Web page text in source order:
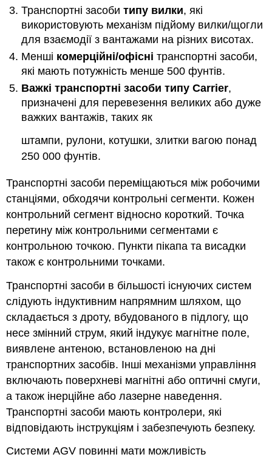
Транспортні засобитипу вилки, які
використовують механізм підйому вилки/щогли
для взаємодії з вантажами на різних висотах.
Менші комерційні/офісні транспортні засоби,
які мають потужність менше 500 фунтів.
Важкі транспортні засоби типу Carrier,
призначені для перевезення великих або дуже
важких вантажів, таких як
штампи, рулони, котушки, злитки вагою понад
250 000 фунтів.
Транспортні засоби переміщаються між робочими
станціями, обходячи контрольні сегменти. Кожен
контрольний сегмент відносно короткий. Точка
перетину між контрольними сегментами є
контрольною точкою. Пункти пікапа та висадки
також є контрольними точками.
Транспортні засоби в більшості існуючих систем
слідують індуктивним напрямним шляхом, що
складається з дроту, вбудованого в підлогу, що
несе змінний струм, який індукує магнітне поле,
виявлене антеною, встановленою на дні
транспортних засобів. Інші механізми управління
включають поверхневі магнітні або оптичні смуги,
а також інерційне або лазерне наведення.
Транспортні засоби мають контролери, які
відповідають інструкціям і забезпечують безпеку.
Системи AGV повинні мати можливість